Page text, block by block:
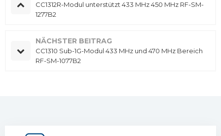
CC1312R-Modul unterstützt 433 MHz 450 MHz RF-SM-
1277B2
NÄCHSTER BEITRAG
CC1310 Sub-1G-Modul 433 MHz und 470 MHz Bereich
RF-SM-1077B2